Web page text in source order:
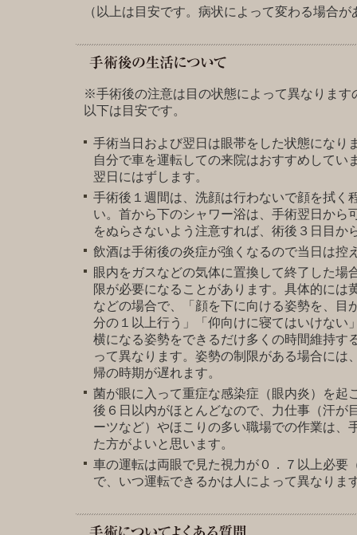
（以上は目安です。病状によって変わる場合が
※手術後の注意は目の状態によって異なります
以下は目安です。
手術当日および翌日は眼帯をした状態になり
自分で車を運転しての来院はおすすめしてい
翌日にはずします。
手術後１週間は、洗顔は行わないで顔を拭く
い。首から下のシャワー浴は、手術翌日から
をぬらさないよう注意すれば、術後３日目か
飲酒は手術後の炎症が強くなるので当日は控
眼内をガスなどの気体に置換して終了した場
限が必要になることがあります。具体的には
などの場合で、「顔を下に向ける姿勢を、目
分の１以上行う」「仰向けに寝てはいけない
横になる姿勢をできるだけ多くの時間維持す
って異なります。姿勢の制限がある場合には
帰の時期が遅れます。
菌が眼に入って重症な感染症（眼内炎）を起
後６日以内がほとんどなので、力仕事（汗が
ーツなど）やほこりの多い職場での作業は、
た方がよいと思います。
車の運転は両眼で見た視力が０．７以上必要
で、いつ運転できるかは人によって異なりま